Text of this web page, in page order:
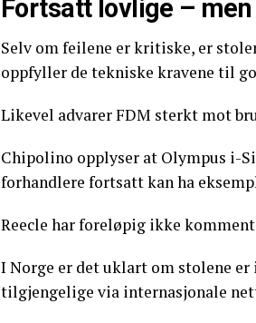
Fortsatt lovlige –
Selv om feilene er kritiske, er
oppfyller de tekniske kravene til
Likevel advarer FDM sterkt mot
Chipolino opplyser at Olympus i-
forhandlere fortsatt kan ha
Reecle har foreløpig ikke
I Norge er det uklart om stolene
tilgjengelige via internasjonale